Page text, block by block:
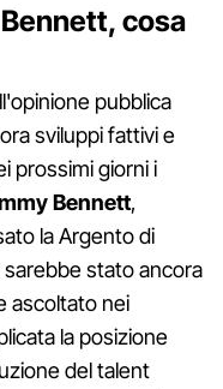
cosa
pubblica
sviluppi fattivi e
prossimi giorni i
Bennett,
la Argento di
sarebbe stato ancora
ascoltato nei
la posizione
del talent